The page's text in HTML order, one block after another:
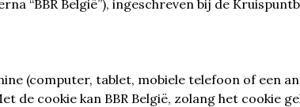
“BBR België”), ingeschreven bij de
(computer, tablet, mobiele telefoon of een
cookie kan BBR België, zolang het cookie